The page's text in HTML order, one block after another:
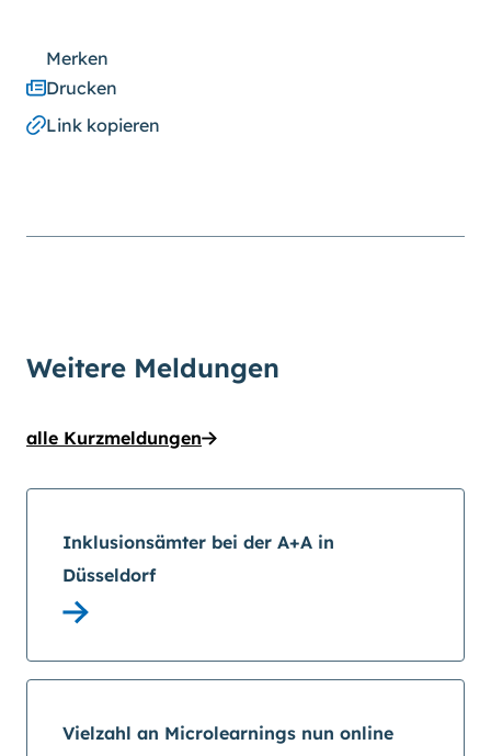
Merken
Drucken
Link kopieren
Weitere Meldungen
alle Kurzmeldungen
Inklusionsämter bei der A+A in
Düsseldorf
Vielzahl an Microlearnings nun online